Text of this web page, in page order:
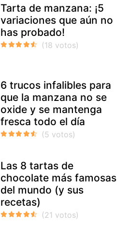
Tarta de manzana: ¡5
variaciones que aún no
has probado!
6 trucos infalibles para
que la manzana no se
oxide y se mantenga
fresca todo el día
Las 8 tartas de
chocolate más famosas
del mundo (y sus
recetas)